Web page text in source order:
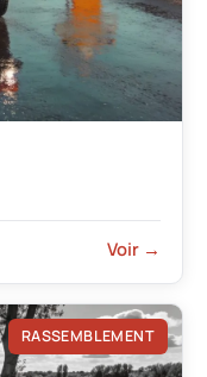
Voir →
RASSEMBLEMENT